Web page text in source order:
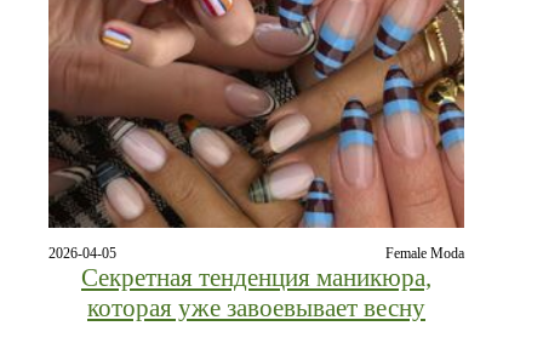
2026-04-05 Female Moda
Секретная тенденция маникюра,
которая уже завоевывает весну